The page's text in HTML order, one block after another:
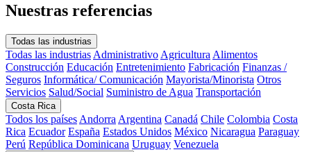
Nuestras referencias
Todas las industrias
Todas las industrias Administrativo Agricultura Alimentos
Construcción Educación Entretenimiento Fabricación Finanzas /
Seguros Informática/ Comunicación Mayorista/Minorista Otros
Servicios Salud/Social Suministro de Agua Transportación
Costa Rica
Todos los países Andorra Argentina Canadá Chile Colombia Costa
Rica Ecuador España Estados Unidos México Nicaragua Paraguay
Perú República Dominicana Uruguay Venezuela